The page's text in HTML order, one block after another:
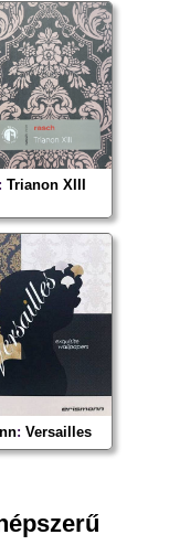
Trianon XIII
: Versailles